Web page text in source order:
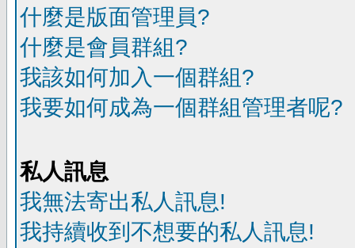
什麼是版面管理員?
什麼是會員群組?
我該如何加入一個群組?
我要如何成為一個群組管理者呢?
私人訊息
我無法寄出私人訊息!
我持續收到不想要的私人訊息!